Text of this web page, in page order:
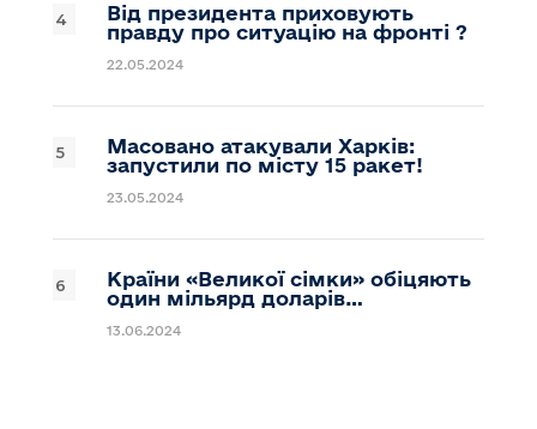
Від президента приховують
правду про ситуацію на фронті ?
22.05.2024
Масовано атакували Харків:
запустили по місту 15 ракет!
23.05.2024
Країни «Великої сімки» обіцяють
один мільярд доларів…
13.06.2024